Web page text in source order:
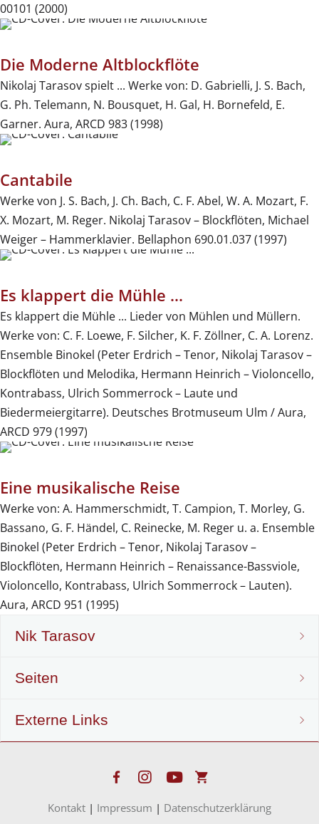
00101 (2000)
Die Moderne Altblockflöte
Nikolaj Tarasov spielt ... Werke von: D. Gabrielli, J. S. Bach,
G. Ph. Telemann, N. Bousquet, H. Gal, H. Bornefeld, E.
Garner. Aura, ARCD 983 (1998)
Cantabile
Werke von J. S. Bach, J. Ch. Bach, C. F. Abel, W. A. Mozart, F.
X. Mozart, M. Reger. Nikolaj Tarasov – Blockflöten, Michael
Weiger – Hammerklavier. Bellaphon 690.01.037 (1997)
Es klappert die Mühle ...
Es klappert die Mühle ... Lieder von Mühlen und Müllern.
Werke von: C. F. Loewe, F. Silcher, K. F. Zöllner, C. A. Lorenz.
Ensemble Binokel (Peter Erdrich – Tenor, Nikolaj Tarasov –
Blockflöten und Melodika, Hermann Heinrich – Violoncello,
Kontrabass, Ulrich Sommerrock – Laute und
Biedermeiergitarre). Deutsches Brotmuseum Ulm / Aura,
ARCD 979 (1997)
Eine musikalische Reise
Werke von: A. Hammerschmidt, T. Campion, T. Morley, G.
Bassano, G. F. Händel, C. Reinecke, M. Reger u. a. Ensemble
Binokel (Peter Erdrich – Tenor, Nikolaj Tarasov –
Blockflöten, Hermann Heinrich – Renaissance-Bassviole,
Violoncello, Kontrabass, Ulrich Sommerrock – Lauten).
Aura, ARCD 951 (1995)
Nik Tarasov
Lebenslauf
Instrumenten-Entwicklung
Seiten
Blockflöten-Noten
Harmonische Blockflöten
Externe Links
Kontakt | Impressum | Datenschutzerklärung